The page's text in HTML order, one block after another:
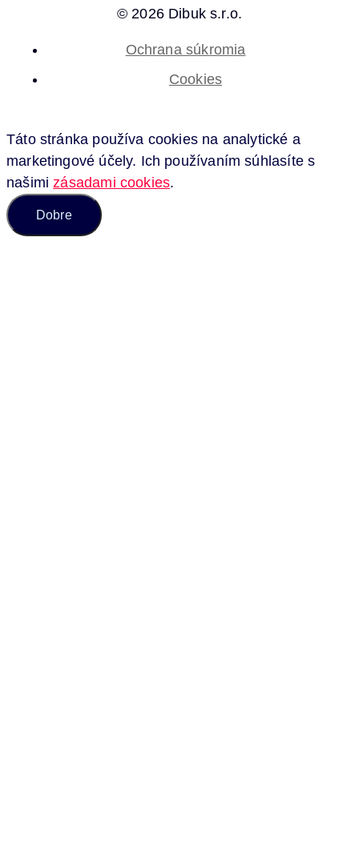
© 2026 Dibuk s.r.o.
Ochrana súkromia
Cookies
Táto stránka používa cookies na analytické a
marketingové účely. Ich používaním súhlasíte s
našimizásadami cookies.
Dobre